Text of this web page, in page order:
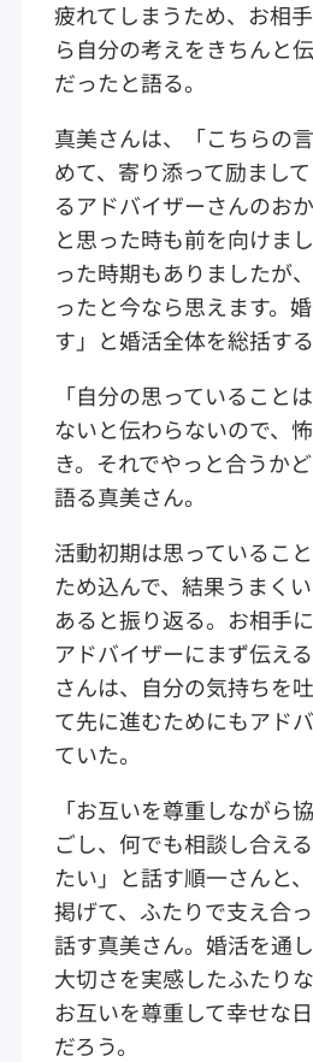
疲れてしまうため、お相
ら自分の考えをきちんと
だったと語る。
真美さんは、「こちらの
めて、寄り添って励まし
るアドバイザーさんのお
と思った時も前を向けま
った時期もありましたが
ったと今なら思えます。
す」と婚活全体を総括する
「自分の思っていること
ないと伝わらないので、
き。それでやっと合うか
語る真美さん。
活動初期は思っているこ
ため込んで、結果うまく
あると振り返る。お相手
アドバイザーにまず伝え
さんは、自分の気持ちを
て先に進むためにもアド
ていた。
「お互いを尊重しながら
ごし、何でも相談し合え
たい」と話す順一さんと
掲げて、ふたりで支え合
話す真美さん。婚活を通
大切さを実感したふたり
お互いを尊重して幸せな
だろう。